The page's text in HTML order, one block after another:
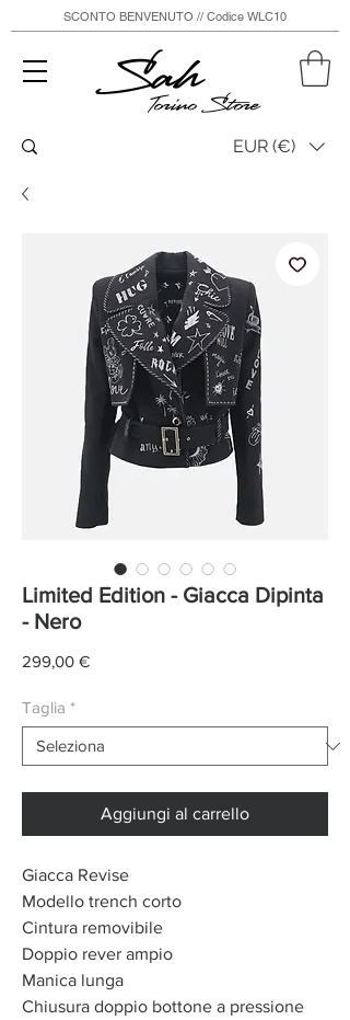
Sah
Torino Store
SCONTO BENVENUTO // Codice WLC10
EUR (€)
Limited Edition - Giacca Dipinta
- Nero
299,00 €Prezzo
Taglia *
Aggiungi al carrello
Giacca Revise
Modello trench corto
Cintura removibile
Doppio rever ampio
Manica lunga
Chiusura doppio bottone a pressione